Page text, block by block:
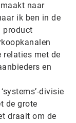
naar
ik ben in de
product
relaties met de
en
divisie
de grote
draait om de